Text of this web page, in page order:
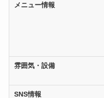
メニュー情報
雰囲気・設備
SNS情報